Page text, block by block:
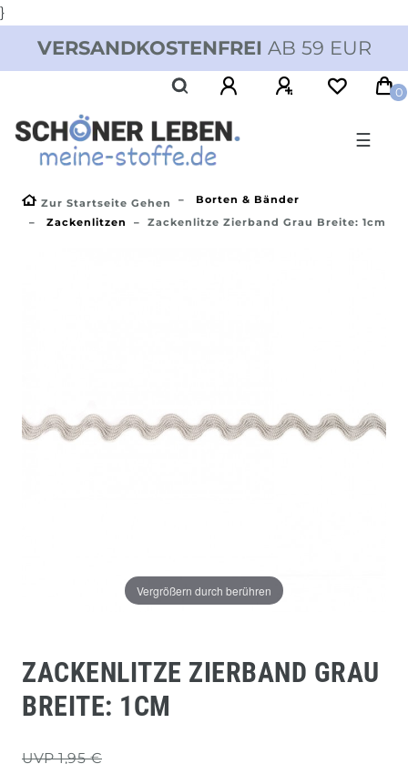
}
VERSANDKOSTENFREI AB 59 EUR
0
☰
Zur Startseite Gehen
Borten & Bänder
Zackenlitzen
Zackenlitze Zierband Grau Breite: 1cm
Vergrößern durch berühren
ZACKENLITZE ZIERBAND GRAU
BREITE: 1CM
UVP 1,95 €